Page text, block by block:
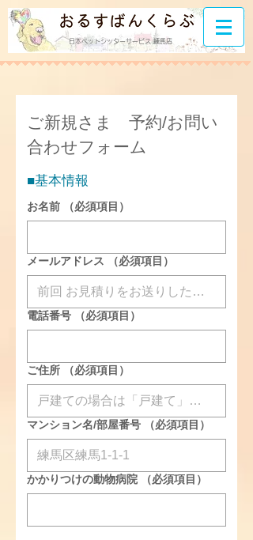
日本ペットシッターサービス 練馬店
ご新規さま　予約/お問い
合わせフォーム
■基本情報
お名前 （必須項目）
メールアドレス （必須項目）
電話番号 （必須項目）
ご住所 （必須項目）
マンション名/部屋番号 （必須項目）
かかりつけの動物病院 （必須項目）